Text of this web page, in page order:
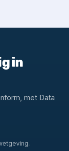
in
met Data